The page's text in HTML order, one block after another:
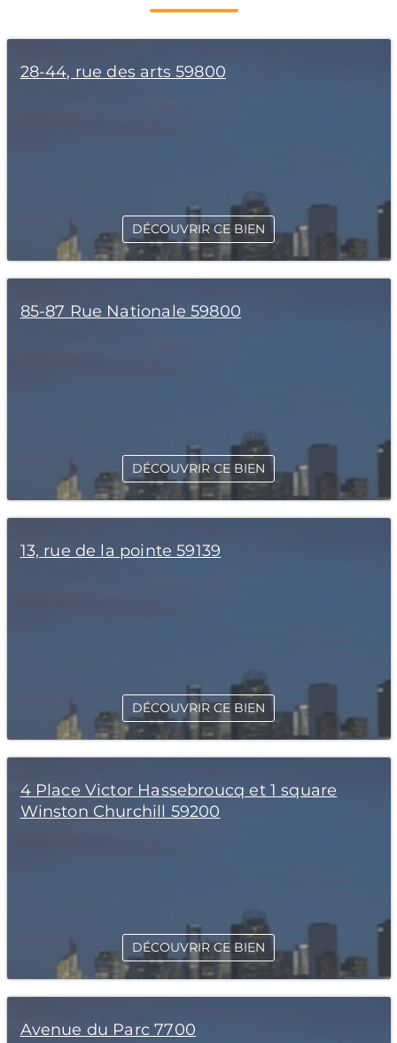
28-44, rue des arts 59800
DÉCOUVRIR CE BIEN
85-87 Rue Nationale 59800
DÉCOUVRIR CE BIEN
13, rue de la pointe 59139
DÉCOUVRIR CE BIEN
4 Place Victor Hassebroucq et 1 square
Winston Churchill 59200
DÉCOUVRIR CE BIEN
Avenue du Parc 7700